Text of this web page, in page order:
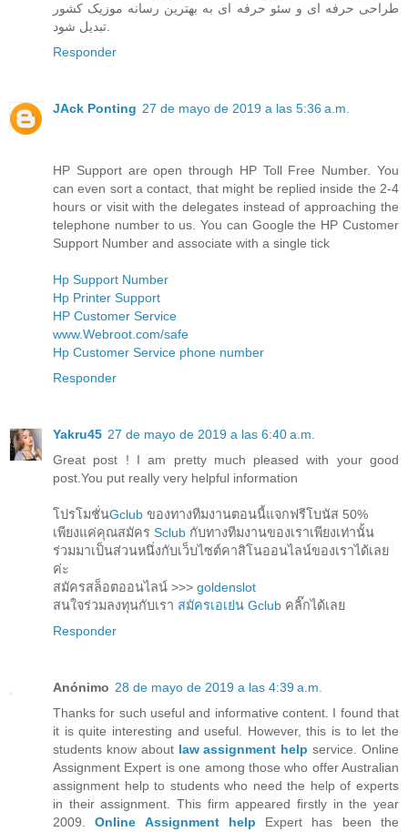
طراحی حرفه ای و سئو حرفه ای به بهترین رسانه موزیک کشور
تبدیل شود.
Responder
JAck Ponting 27 de mayo de 2019 a las 5:36 a.m.
HP Support are open through HP Toll Free Number. You
can even sort a contact, that might be replied inside the 2-4
hours or visit with the delegates instead of approaching the
telephone number to us. You can Google the HP Customer
Support Number and associate with a single tick
Hp Support Number
Hp Printer Support
HP Customer Service
www.Webroot.com/safe
Hp Customer Service phone number
Responder
Yakru45 27 de mayo de 2019 a las 6:40 a.m.
Great post ! I am pretty much pleased with your good
post.You put really very helpful information
โปรโมชั่นGclub ของทางทีมงานตอนนี้แจกฟรีโบนัส 50%
เพียงแค่คุณสมัคร Sclub กับทางทีมงานของเราเพียงเท่านั้น
ร่วมมาเป็นส่วนหนึ่งกับเว็บไซต์คาสิโนออนไลน์ของเราได้เลย
ค่ะ
สมัครสล็อตออนไลน์ >>> goldenslot
สนใจร่วมลงทุนกับเรา สมัครเอเย่น Gclub คลิ๊กได้เลย
Responder
Anónimo 28 de mayo de 2019 a las 4:39 a.m.
Thanks for such useful and informative content. I found that
it is quite interesting and useful. However, this is to let the
students know about law assignment help service. Online
Assignment Expert is one among those who offer Australian
assignment help to students who need the help of experts
in their assignment. This firm appeared firstly in the year
2009.Online Assignment help Expert has been the